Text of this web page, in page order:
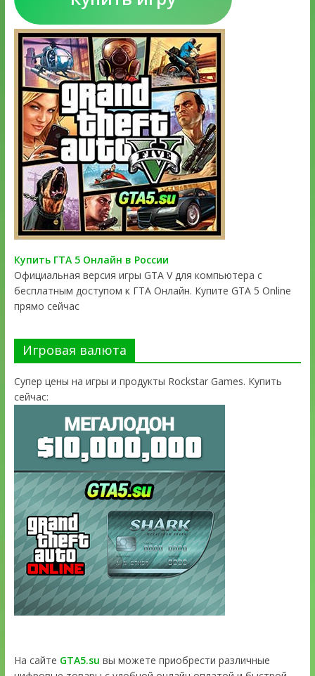
Купить ГТА 5 Онлайн в России
Официальная версия игры GTA V для компьютера с
бесплатным доступом к ГТА Онлайн. Купите GTA 5 Online
прямо сейчас
Игровая валюта
Супер цены на игры и продукты Rockstar Games. Купить
сейчас:
На сайте GTA5.su вы можете приобрести различные